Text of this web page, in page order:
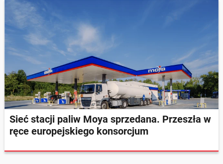
Sieć stacji paliw Moya sprzedana. Przeszła w
ręce europejskiego konsorcjum